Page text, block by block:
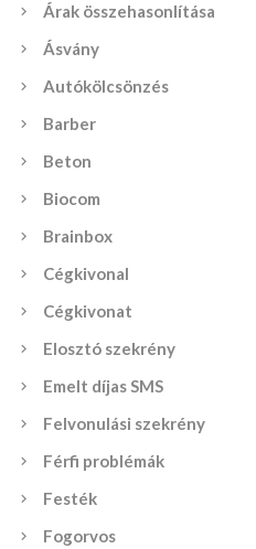
Árak összehasonlítása
Ásvány
Autókölcsönzés
Barber
Beton
Biocom
Brainbox
Cégkivonal
Cégkivonat
Elosztó szekrény
Emelt díjas SMS
Felvonulási szekrény
Férfi problémák
Festék
Fogorvos